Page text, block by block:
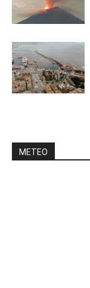
METEO